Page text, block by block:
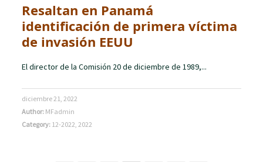
Resaltan en Panamá
identificación de primera víctima
de invasión EEUU
El director de la Comisión 20 de diciembre de 1989,...
diciembre 21, 2022
Author: MFadmin
Category: 12-2022 ,2022